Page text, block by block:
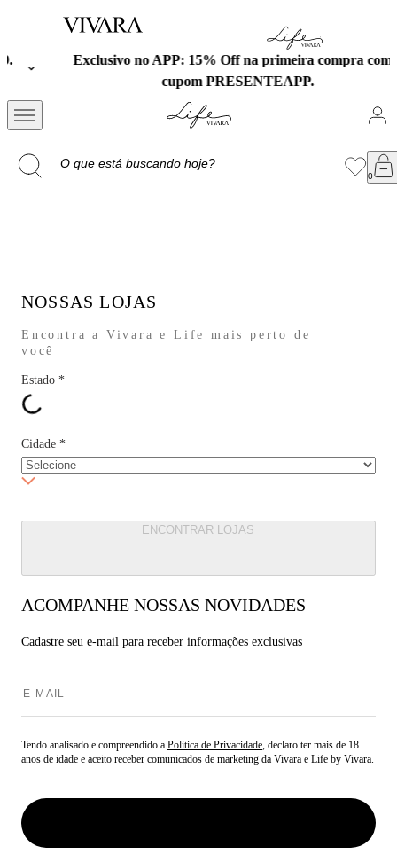
Exclusivo no APP: 15% Off na primeira compra com o
cupom PRESENTEAPP.
NOSSAS LOJAS
Encontra a Vivara e Life mais perto de
você
Estado *
Cidade *
ENCONTRAR LOJAS
ACOMPANHE NOSSAS NOVIDADES
Cadastre seu e-mail para receber informações exclusivas
Tendo analisado e compreendido a Politica de Privacidade, declaro ter mais de 18
anos de idade e aceito receber comunicados de marketing da Vivara e Life by Vivara.